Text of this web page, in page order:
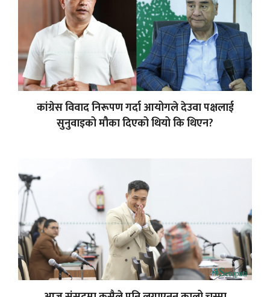
कांग्रेस विवाद निरूपण गर्दा आयोगले देउवा पक्षलाई
सुनुवाइको मौका दिएको थियो कि थिएन?